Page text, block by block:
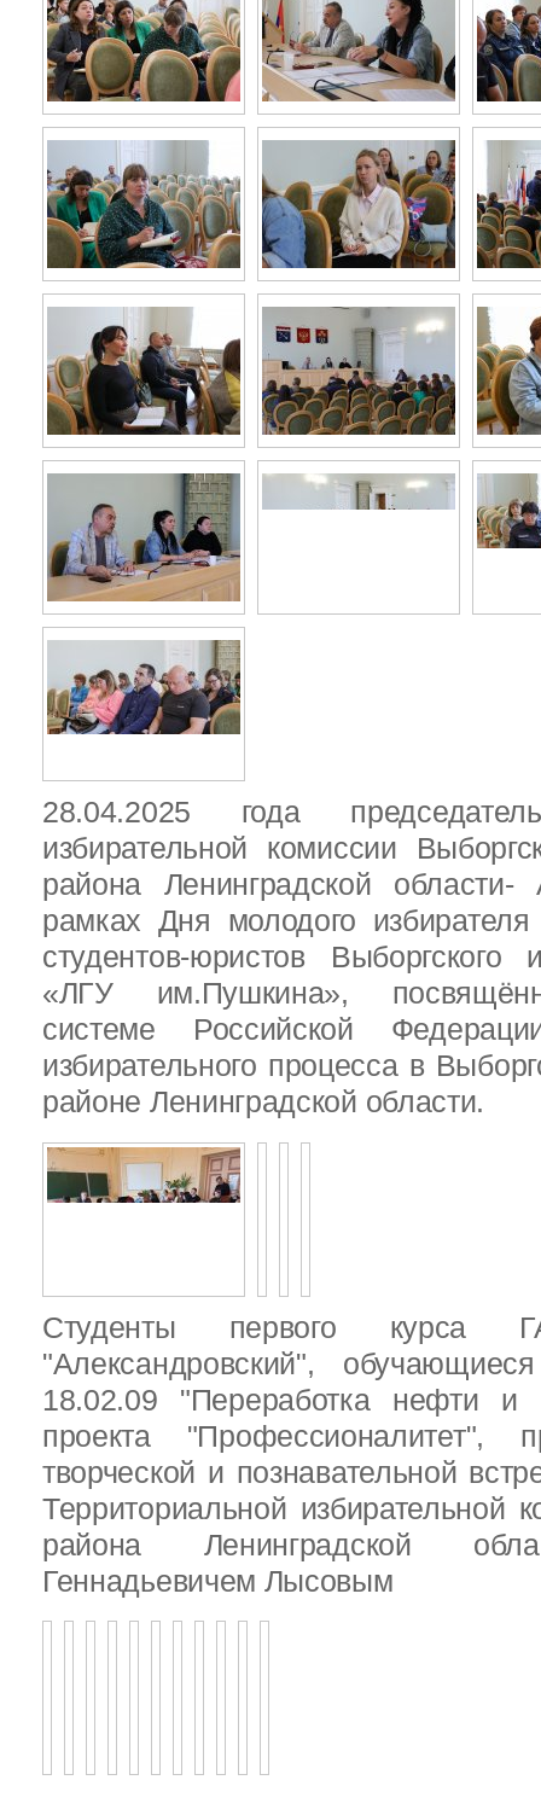
28.04.2025 года
избирательной комиссии
района Ленинградской
рамках Дня молодого
студентов-юристов Выборгского
«ЛГУ им.Пушкина»,
системе Российской
избирательного процесса в
районе Ленинградской области.
Студенты первого
"Александровский",
18.02.09 "Переработка нефти и
проекта "Профессионалитет",
творческой и познавательной
Территориальной избирательной
района Ленинградской
Геннадьевичем Лысовым